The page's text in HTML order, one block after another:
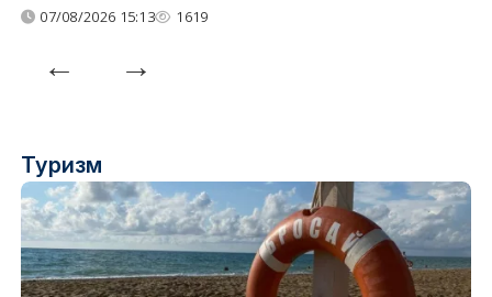
07/08/2026 15:13 1619
Туризм